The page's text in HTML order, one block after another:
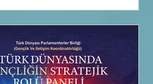
GAYRİRESMÎ ZİRVESİ
BİLDİRİSİ Türk Devletleri
(bundan böyle TDT olarak
Devlet Başkanları
Zirvesi, Kazakistan